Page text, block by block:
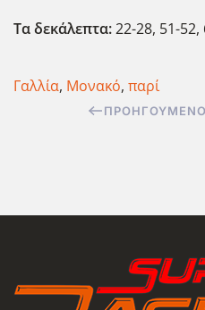
Τα δεκάλεπτα:22-28, 51-52,
Γαλλία, Μονακό, παρί
ΠΡΟΗΓΟΎΜΕΝΟ